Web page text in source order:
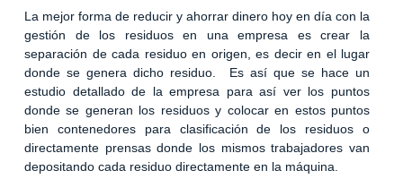
La mejor forma de reducir y ahorrar dinero hoy en día con la
gestión de los residuos en una empresa es crear la
separación de cada residuo en origen, es decir en el lugar
donde se genera dicho residuo. Es así que se hace un
estudio detallado de la empresa para así ver los puntos
donde se generan los residuos y colocar en estos puntos
bien contenedores para clasificación de los residuos o
directamente prensas donde los mismos trabajadores van
depositando cada residuo directamente en la máquina.